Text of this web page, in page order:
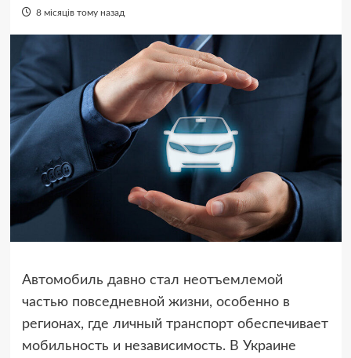
8 місяців тому назад
Автомобиль давно стал неотъемлемой
частью повседневной жизни, особенно в
регионах, где личный транспорт обеспечивает
мобильность и независимость. В Украине